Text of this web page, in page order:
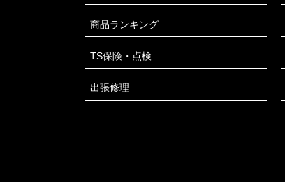
商品ランキング
TS保険・点検
出張修理